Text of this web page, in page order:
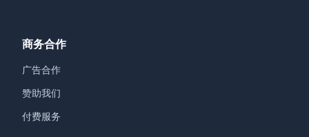
商务合作
广告合作
赞助我们
付费服务